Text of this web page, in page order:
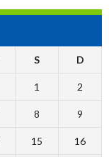
S D
1 2
8 9
15 16